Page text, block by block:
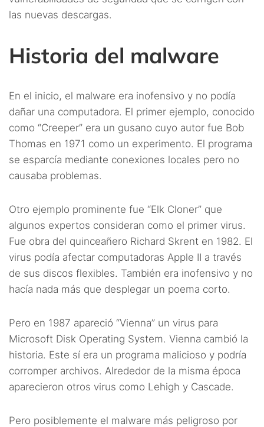
las nuevas descargas.
Historia del malware
En el inicio, el malware era inofensivo y no podía
dañar una computadora. El primer ejemplo, conocido
como “Creeper” era un gusano cuyo autor fue Bob
Thomas en 1971 como un experimento. El programa
se esparcía mediante conexiones locales pero no
causaba problemas.
Otro ejemplo prominente fue “Elk Cloner” que
algunos expertos consideran como el primer virus.
Fue obra del quinceañero Richard Skrent en 1982. El
virus podía afectar computadoras Apple II a través
de sus discos flexibles. También era inofensivo y no
hacía nada más que desplegar un poema corto.
Pero en 1987 apareció “Vienna” un virus para
Microsoft Disk Operating System. Vienna cambió la
historia. Este sí era un programa malicioso y podría
corromper archivos. Alrededor de la misma época
aparecieron otros virus como Lehigh y Cascade.
Pero posiblemente el malware más peligroso por